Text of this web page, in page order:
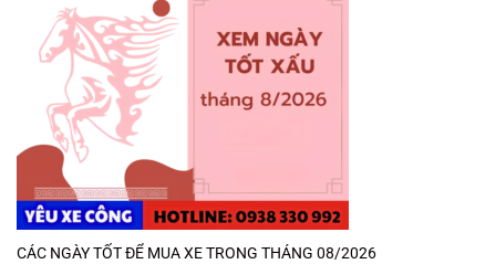
CÁC NGÀY TỐT ĐỂ MUA XE TRONG THÁNG 08/2026